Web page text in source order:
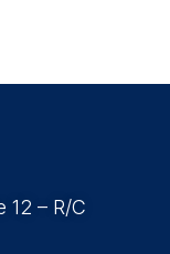
12 – R/C